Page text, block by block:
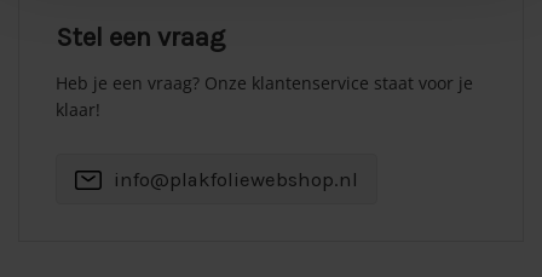
Stel een vraag
Heb je een vraag? Onze klantenservice staat voor je
klaar!
info@plakfoliewebshop.nl